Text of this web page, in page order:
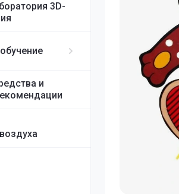
Музыкальная
Настольные
Опыты и
Организация
3D-
и